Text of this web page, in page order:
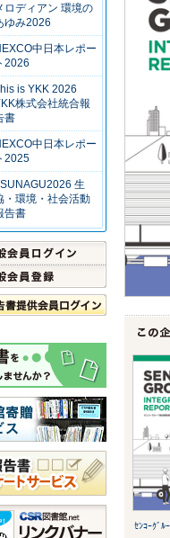
ロディアン 環境の
ゆみ2026
中日本レポー
2026
is YKK 2026
株式会社統合報
書
中日本レポー
2025
生
・環境・社会活動
告書
ｾﾝｺｰｸﾞﾙ